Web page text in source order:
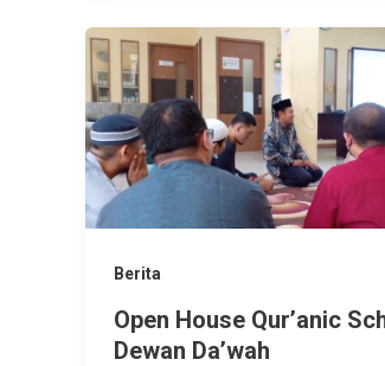
Berita
Open House Qur’anic
Dewan Da’wah